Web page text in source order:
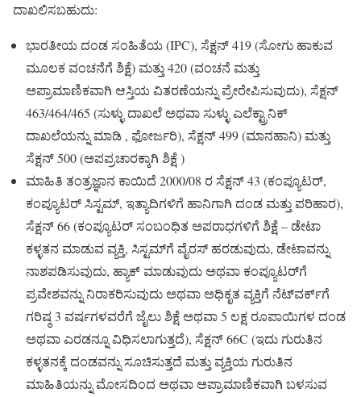
ದಾಖಲಿಸಬಹುದು:
ಭಾರತೀಯ ದಂಡ ಸಂಹಿತೆಯ (IPC), ಸೆಕ್ಷನ್ 419 (ಸೋಗು ಹಾಕುವ
ಮೂಲಕ ವಂಚನೆಗೆ ಶಿಕ್ಷೆ) ಮತ್ತು 420 (ವಂಚನೆ ಮತ್ತು
ಅಪ್ರಾಮಾಣಿಕವಾಗಿ ಆಸ್ತಿಯ ವಿತರಣೆಯನ್ನು ಪ್ರೇರೇಪಿಸುವುದು), ಸೆಕ್ಷನ್
463/464/465 (ಸುಳ್ಳು ದಾಖಲೆ ಅಥವಾ ಸುಳ್ಳು ಎಲೆಕ್ಟ್ರಾನಿಕ್
ದಾಖಲೆಯನ್ನು ಮಾಡಿ , ಫೋರ್ಜರಿ), ಸೆಕ್ಷನ್ 499 (ಮಾನಹಾನಿ) ಮತ್ತು
ಸೆಕ್ಷನ್ 500 (ಅಪಪ್ರಚಾರಕ್ಕಾಗಿ ಶಿಕ್ಷೆ )
ಮಾಹಿತಿ ತಂತ್ರಜ್ಞಾನ ಕಾಯಿದೆ 2000/08 ರ ಸೆಕ್ಷನ್ 43 (ಕಂಪ್ಯೂಟರ್,
ಕಂಪ್ಯೂಟರ್ ಸಿಸ್ಟಮ್, ಇತ್ಯಾದಿಗಳಿಗೆ ಹಾನಿಗಾಗಿ ದಂಡ ಮತ್ತು ಪರಿಹಾರ),
ಸೆಕ್ಷನ್ 66 (ಕಂಪ್ಯೂಟರ್ ಸಂಬಂಧಿತ ಅಪರಾಧಗಳಿಗೆ ಶಿಕ್ಷೆ – ಡೇಟಾ
ಕಳ್ಳತನ ಮಾಡುವ ವ್ಯಕ್ತಿ, ಸಿಸ್ಟಮ್‌ಗೆ ವೈರಸ್ ಹರಡುವುದು, ಡೇಟಾವನ್ನು
ನಾಶಪಡಿಸುವುದು, ಹ್ಯಾಕ್ ಮಾಡುವುದು ಅಥವಾ ಕಂಪ್ಯೂಟರ್‌ಗೆ
ಪ್ರವೇಶವನ್ನು ನಿರಾಕರಿಸುವುದು ಅಥವಾ ಅಧಿಕೃತ ವ್ಯಕ್ತಿಗೆ ನೆಟ್‌ವರ್ಕ್‌ಗೆ
ಗರಿಷ್ಠ 3 ವರ್ಷಗಳವರೆಗೆ ಜೈಲು ಶಿಕ್ಷೆ ಅಥವಾ 5 ಲಕ್ಷ ರೂಪಾಯಿಗಳ ದಂಡ
ಅಥವಾ ಎರಡನ್ನೂ ವಿಧಿಸಲಾಗುತ್ತದೆ), ಸೆಕ್ಷನ್ 66C (ಇದು ಗುರುತಿನ
ಕಳ್ಳತನಕ್ಕೆ ದಂಡವನ್ನು ಸೂಚಿಸುತ್ತದೆ ಮತ್ತು ವ್ಯಕ್ತಿಯ ಗುರುತಿನ
ಮಾಹಿತಿಯನ್ನು ಮೋಸದಿಂದ ಅಥವಾ ಅಪ್ರಾಮಾಣಿಕವಾಗಿ ಬಳಸುವ